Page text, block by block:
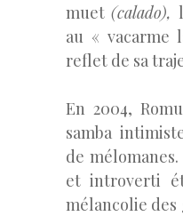
muet (calado),
au « vacarme
reflet de sa
En 2004,
samba
de
et introverti
mélancolie des